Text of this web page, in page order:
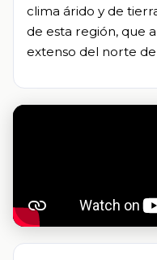
clima árido y de
de esta región, que
extenso del norte